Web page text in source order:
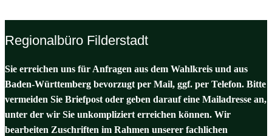
Regionalbüro Filderstadt
Sie erreichen uns für Anfragen aus dem Wahlkreis und aus
Baden-Württemberg bevorzugt per Mail, ggf. per Telefon. Bitte
vermeiden Sie Briefpost oder geben darauf eine Mailadresse an,
unter der wir Sie unkompliziert erreichen können. Wir
bearbeiten Zuschriften im Rahmen unserer fachlichen